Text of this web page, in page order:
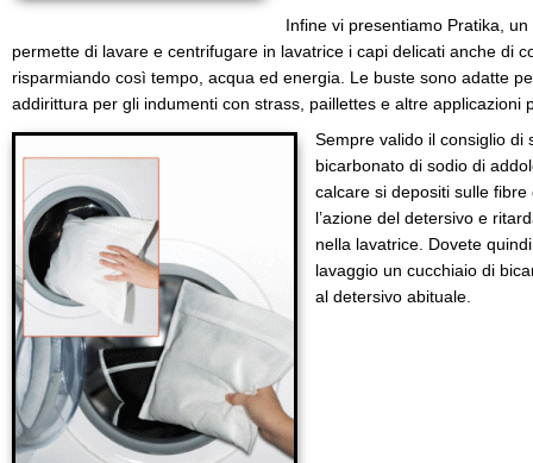
Infine vi presentiamo Pratika,
permette di lavare e centrifugare in lavatrice i capi delicati anche di
risparmiando così tempo, acqua ed energia. Le buste sono adatte
addirittura per gli indumenti con strass, paillettes e altre applicazioni
Sempre valido il consiglio di
bicarbonato di sodio di
calcare si depositi sulle
l’azione del detersivo e
nella lavatrice. Dovete
lavaggio un cucchiaio di
al detersivo abituale.